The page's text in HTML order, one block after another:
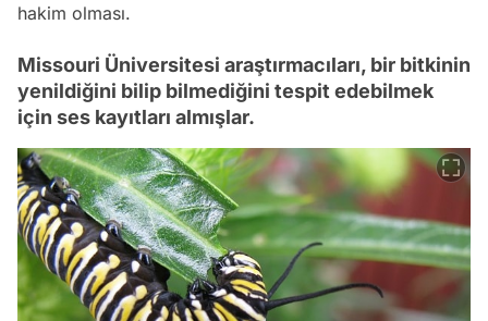
hakim olması.
Missouri Üniversitesi araştırmacıları, bir bitkinin
yenildiğini bilip bilmediğini tespit edebilmek
için ses kayıtları almışlar.